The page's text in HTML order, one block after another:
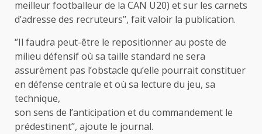
meilleur footballeur de la CAN U20) et sur les carnets
d’adresse des recruteurs’’, fait valoir la publication.
‘’Il faudra peut-être le repositionner au poste de
milieu défensif où sa taille standard ne sera
assurément pas l’obstacle qu’elle pourrait constituer
en défense centrale et où sa lecture du jeu, sa
technique,
son sens de l’anticipation et du commandement le
prédestinent’’, ajoute le journal.